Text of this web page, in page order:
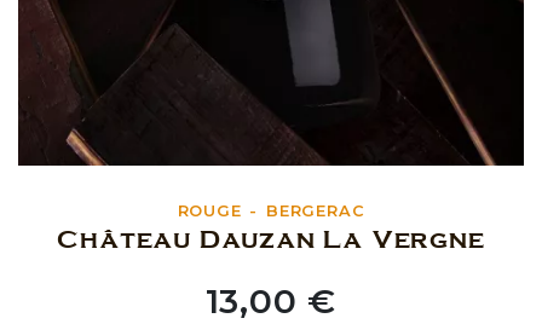
ROUGE BERGERAC
Château Dauzan La Vergne
13,00 €